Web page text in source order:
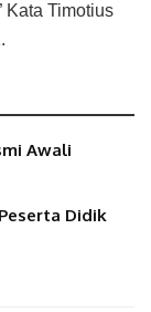
Kata Timotius
Awali
Didik